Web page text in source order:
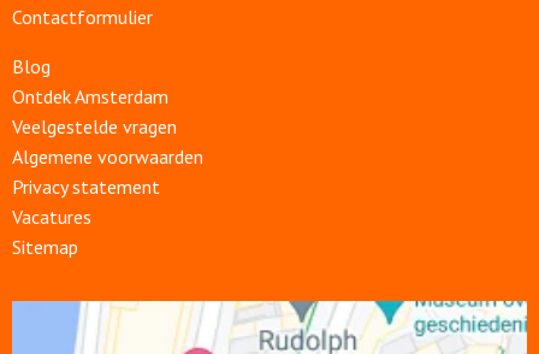
Contactformulier
Blog
Ontdek Amsterdam
Veelgestelde vragen
Algemene voorwaarden
Privacy statement
Vacatures
Sitemap